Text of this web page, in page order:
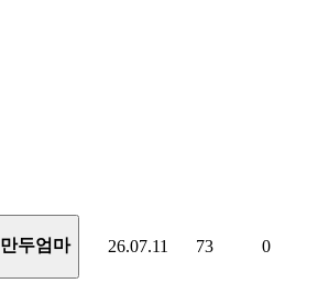
만두엄마 26.07.11 73 0